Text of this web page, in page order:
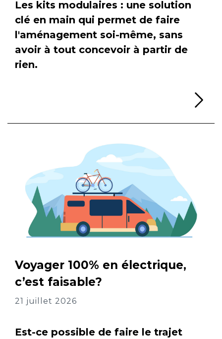
Les kits modulaires : une solution
clé en main qui permet de faire
l'aménagement soi-même, sans
avoir à tout concevoir à partir de
rien.
Voyager 100% en électrique,
c’est faisable?
21 juillet 2026
Est-ce possible de faire le trajet